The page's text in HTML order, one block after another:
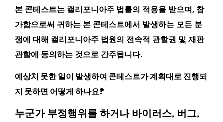
본 콘테스트는 캘리포니아주 법률의 적용을 받으며, 참
가함으로써 귀하는 본 콘테스트에서 발생하는 모든 분
쟁에 대해 캘리포니아주 법원의 전속적 관할권 및 재판
관할에 동의하는 것으로 간주됩니다.
예상치 못한 일이 발생하여 콘테스트가 계획대로 진행되
지 못하면 어떻게 하나요?
누군가 부정행위를 하거나 바이러스, 버그,